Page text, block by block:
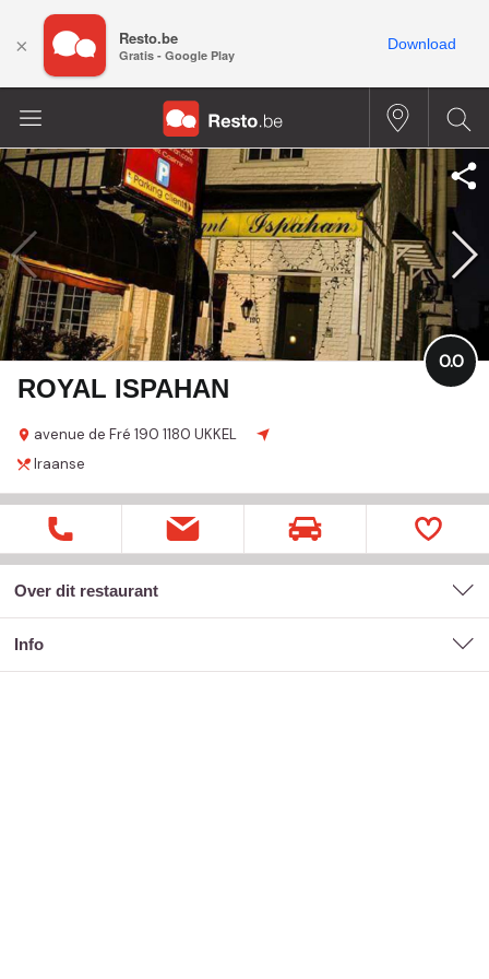
ROYAL ISPAHAN
avenue de Fré 190 1180 UKKEL
0.0
Iraanse
Over dit restaurant
Info
× Resto.be
Gratis - Google Play
Download